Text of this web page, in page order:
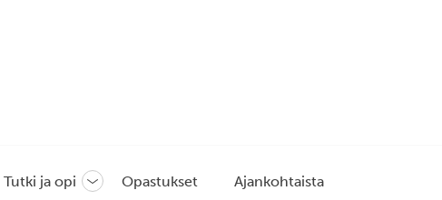
Tutki ja opi Avaa
Opastukset Ajankohtaista